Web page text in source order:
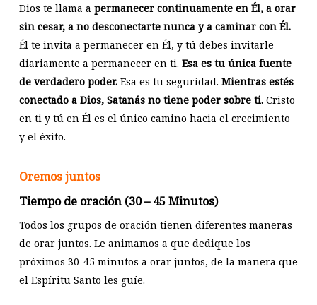
Dios te llama a permanecer continuamente en Él, a orar
sin cesar, a no desconectarte nunca y a caminar con Él.
Él te invita a permanecer en Él, y tú debes invitarle
diariamente a permanecer en ti. Esa es tu única fuente
de verdadero poder.Esa es tu seguridad. Mientras estés
conectado a Dios, Satanás no tiene poder sobre ti.Cristo
en ti y tú en Él es el único camino hacia el crecimiento
y el éxito.
Oremos juntos
Tiempo de oración (30 – 45 Minutos)
Todos los grupos de oración tienen diferentes maneras
de orar juntos. Le animamos a que dedique los
próximos 30-45 minutos a orar juntos, de la manera que
el Espíritu Santo les guíe.